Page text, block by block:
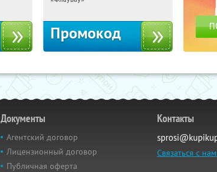
Промокод
Документы
Агентский договор
Лицензионный договор
Публичная оферта
Контакты
Связаться с